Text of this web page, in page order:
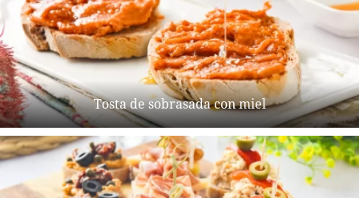
Tosta de sobrasada con miel